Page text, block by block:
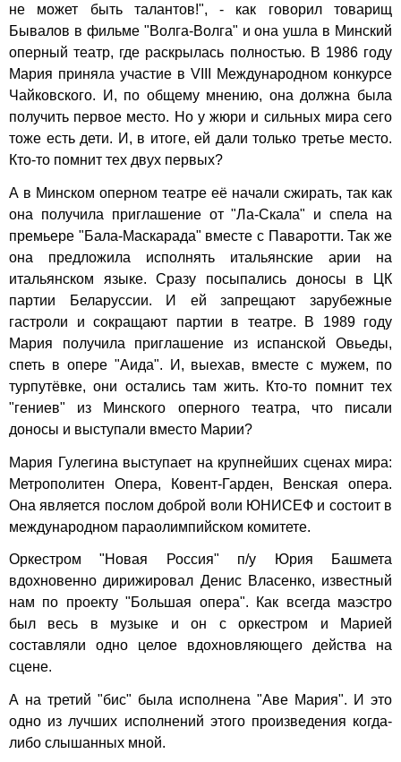
не может быть талантов!", - как говорил товарищ
Бывалов в фильме "Волга-Волга" и она ушла в Минский
оперный театр, где раскрылась полностью. В 1986 году
Мария приняла участие в VIII Международном конкурсе
Чайковского. И, по общему мнению, она должна была
получить первое место. Но у жюри и сильных мира сего
тоже есть дети. И, в итоге, ей дали только третье место.
Кто-то помнит тех двух первых?
А в Минском оперном театре её начали сжирать, так как
она получила приглашение от "Ла-Скала" и спела на
премьере "Бала-Маскарада" вместе с Паваротти. Так же
она предложила исполнять итальянские арии на
итальянском языке. Сразу посыпались доносы в ЦК
партии Беларуссии. И ей запрещают зарубежные
гастроли и сокращают партии в театре. В 1989 году
Мария получила приглашение из испанской Овьеды,
спеть в опере "Аида". И, выехав, вместе с мужем, по
турпутёвке, они остались там жить. Кто-то помнит тех
"гениев" из Минского оперного театра, что писали
доносы и выступали вместо Марии?
Мария Гулегина выступает на крупнейших сценах мира:
Метрополитен Опера, Ковент-Гарден, Венская опера.
Она является послом доброй воли ЮНИСЕФ и состоит в
международном параолимпийском комитете.
Оркестром "Новая Россия" п/у Юрия Башмета
вдохновенно дирижировал Денис Власенко, известный
нам по проекту "Большая опера". Как всегда маэстро
был весь в музыке и он с оркестром и Марией
составляли одно целое вдохновляющего действа на
сцене.
А на третий "бис" была исполнена "Аве Мария". И это
одно из лучших исполнений этого произведения когда-
либо слышанных мной.